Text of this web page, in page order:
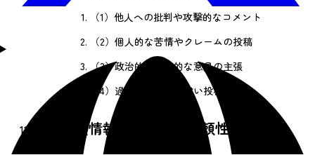
（1） 他人への批判や攻撃的なコメント
（2） 個人的な苦情やクレームの投稿
（3）政治的・宗教的な意見の主張
（4） 過度に宣伝色の強い投稿
第11条【情報の正確性と信頼性】